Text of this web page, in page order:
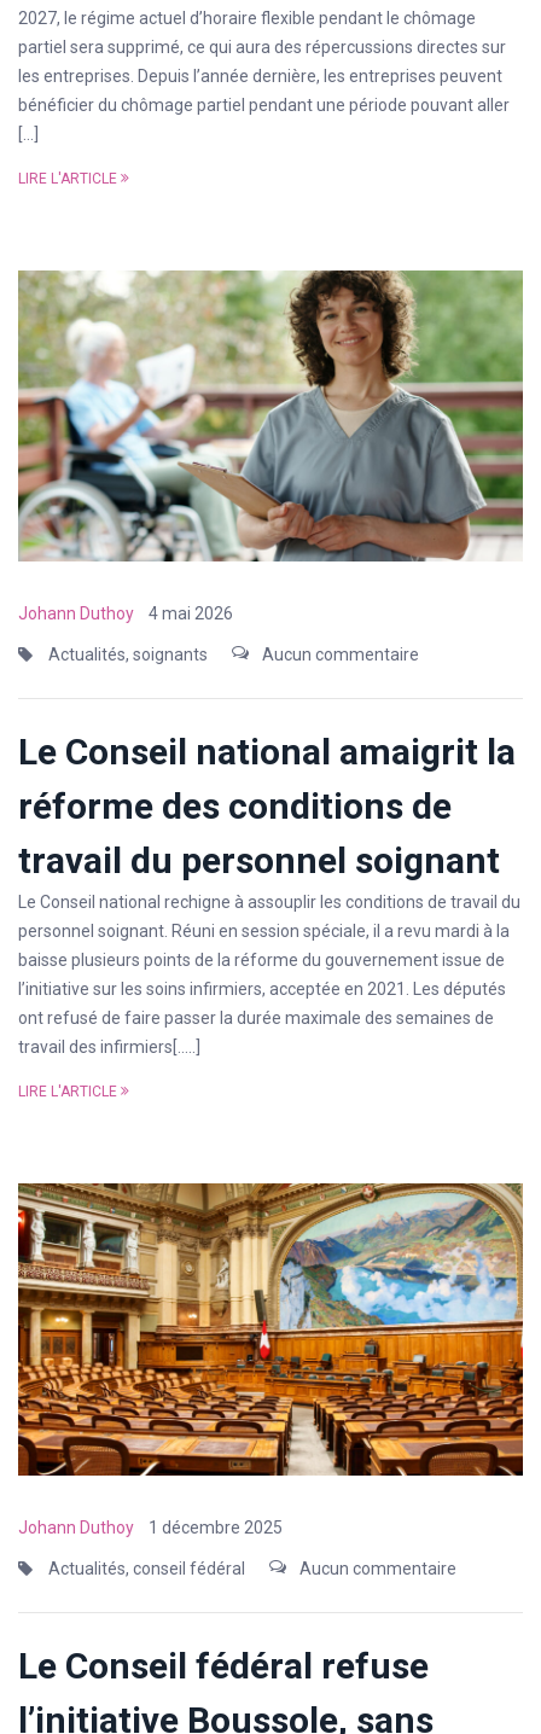
2027, le régime actuel d’horaire flexible pendant le chômage
partiel sera supprimé, ce qui aura des répercussions directes sur
les entreprises. Depuis l’année dernière, les entreprises peuvent
bénéficier du chômage partiel pendant une période pouvant aller
LIRE L'ARTICLE
Johann Duthoy 4 mai 2026
Actualités, soignants Aucun commentaire
Le Conseil national amaigrit la
réforme des conditions de
travail du personnel soignant
Le Conseil national rechigne à assouplir les conditions de travail du
personnel soignant. Réuni en session spéciale, il a revu mardi à la
baisse plusieurs points de la réforme du gouvernement issue de
l’initiative sur les soins infirmiers, acceptée en 2021. Les députés
ont refusé de faire passer la durée maximale des semaines de
travail des infirmiers[…..]
LIRE L'ARTICLE
Johann Duthoy 1 décembre 2025
Actualités, conseil fédéral Aucun commentaire
Le Conseil fédéral refuse
l’initiative Boussole, sans